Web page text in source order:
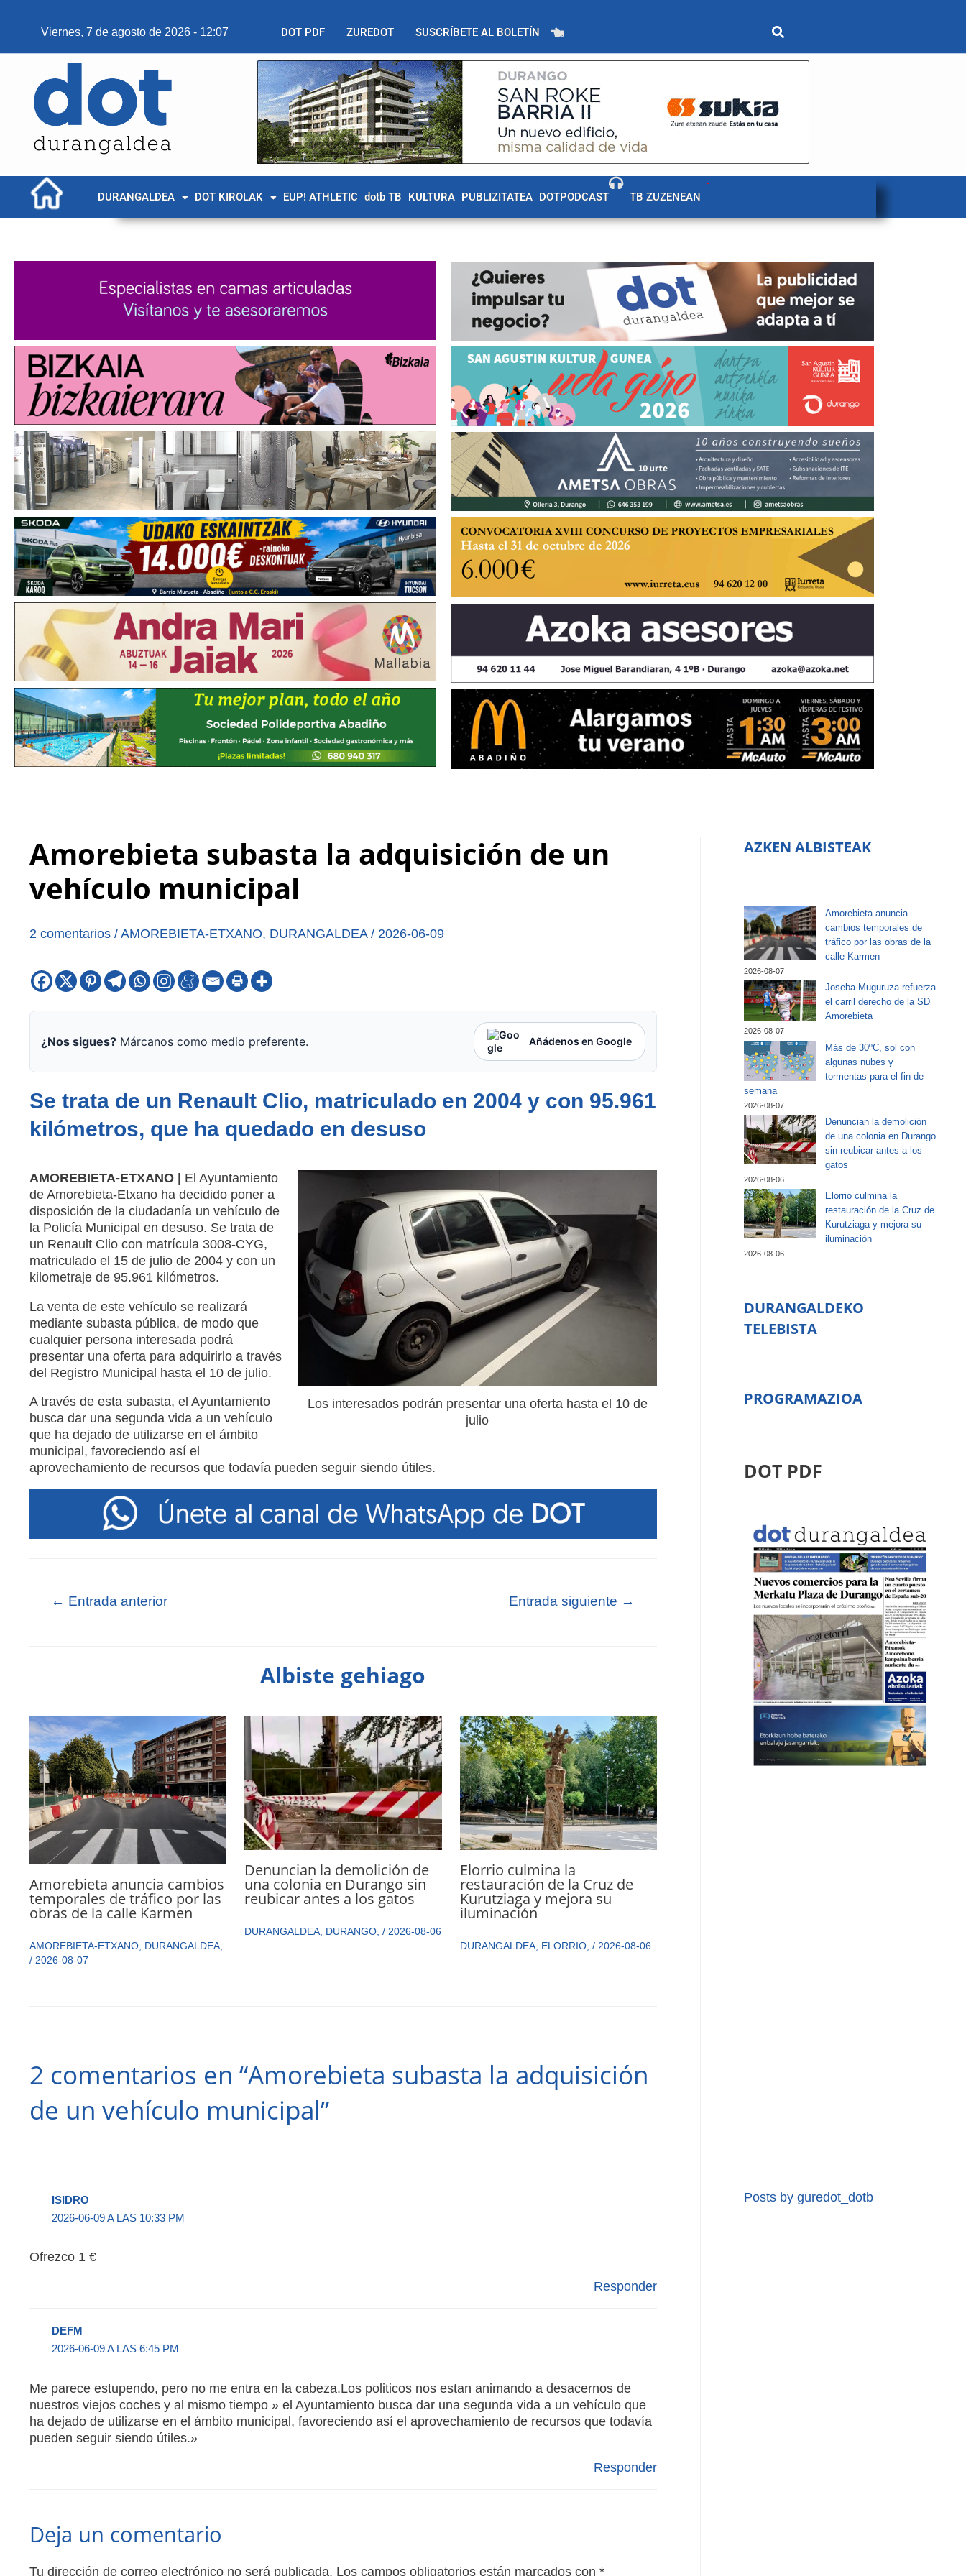
Viernes, 7 de agosto de 2026 - 12:07 DOT PDF ZUREDOT SUSCRÍBETE AL BOLETÍN
DURANGALDEA DOT KIROLAK EUP! ATHLETIC dotb TB KULTURA PUBLIZITATEA DOTPODCAST TB ZUZENEAN
Amorebieta subasta la adquisición de un
vehículo municipal
2 comentarios / AMOREBIETA-ETXANO, DURANGALDEA/ 2026-06-09
¿Nos sigues?Márcanos como medio preferente. Añádenos en Google
Se trata de un Renault Clio, matriculado en 2004 y con 95.961
kilómetros, que ha quedado en desuso
Los interesados podrán presentar una oferta hasta el 10 de
julio
AMOREBIETA-ETXANO | El Ayuntamiento
de Amorebieta-Etxano ha decidido poner a
disposición de la ciudadanía un vehículo de
la Policía Municipal en desuso. Se trata de
un Renault Clio con matrícula 3008-CYG,
matriculado el 15 de julio de 2004 y con un
kilometraje de 95.961 kilómetros.
La venta de este vehículo se realizará
mediante subasta pública, de modo que
cualquier persona interesada podrá
presentar una oferta para adquirirlo a través
del Registro Municipal hasta el 10 de julio.
A través de esta subasta, el Ayuntamiento
busca dar una segunda vida a un vehículo
que ha dejado de utilizarse en el ámbito
municipal, favoreciendo así el
aprovechamiento de recursos que todavía pueden seguir siendo útiles.
← Entrada anterior Entrada siguiente →
Albiste gehiago
Amorebieta anuncia cambios
temporales de tráfico por las
obras de la calle Karmen
AMOREBIETA-ETXANO, DURANGALDEA,
/ 2026-08-07
Denuncian la demolición de
una colonia en Durango sin
reubicar antes a los gatos
DURANGALDEA, DURANGO,/2026-08-06
Elorrio culmina la
restauración de la Cruz de
Kurutziaga y mejora su
iluminación
DURANGALDEA, ELORRIO, / 2026-08-06
2 comentarios en “Amorebieta subasta la adquisición
de un vehículo municipal”
ISIDRO
2026-06-09 A LAS 10:33 PM
Ofrezco 1 €
Responder
DEFM
2026-06-09 A LAS 6:45 PM
Me parece estupendo, pero no me entra en la cabeza.Los politicos nos estan animando a desacernos de
nuestros viejos coches y al mismo tiempo » el Ayuntamiento busca dar una segunda vida a un vehículo que
ha dejado de utilizarse en el ámbito municipal, favoreciendo así el aprovechamiento de recursos que todavía
pueden seguir siendo útiles.»
Responder
Deja un comentario
Tu dirección de correo electrónico no será publicada. Los campos obligatorios están marcados con *
AZKEN ALBISTEAK
Amorebieta anuncia
cambios temporales de
tráfico por las obras de la
calle Karmen
2026-08-07
Joseba Muguruza refuerza
el carril derecho de la SD
Amorebieta
2026-08-07
Más de 30ºC, sol con
algunas nubes y
tormentas para el fin de
semana
2026-08-07
Denuncian la demolición
de una colonia en Durango
sin reubicar antes a los
gatos
2026-08-06
Elorrio culmina la
restauración de la Cruz de
Kurutziaga y mejora su
iluminación
2026-08-06
DURANGALDEKO
TELEBISTA
PROGRAMAZIOA
DOT PDF
Posts by guredot_dotb